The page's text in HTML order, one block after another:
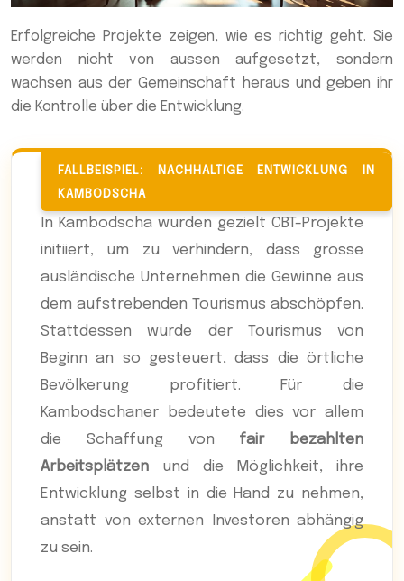
Erfolgreiche Projekte zeigen, wie es richtig geht. Sie
werden nicht von aussen aufgesetzt, sondern
wachsen aus der Gemeinschaft heraus und geben ihr
die Kontrolle über die Entwicklung.
FALLBEISPIEL: NACHHALTIGE ENTWICKLUNG IN
KAMBODSCHA
In Kambodscha wurden gezielt CBT-Projekte
initiiert, um zu verhindern, dass grosse
ausländische Unternehmen die Gewinne aus
dem aufstrebenden Tourismus abschöpfen.
Stattdessen wurde der Tourismus von
Beginn an so gesteuert, dass die örtliche
Bevölkerung profitiert. Für die
Kambodschaner bedeutete dies vor allem
die Schaffung von fair bezahlten
Arbeitsplätzen und die Möglichkeit, ihre
Entwicklung selbst in die Hand zu nehmen,
anstatt von externen Investoren abhängig
zu sein.